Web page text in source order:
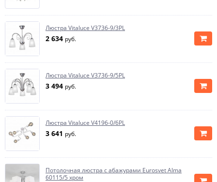
Люстра Vitaluce V3736-9/3PL
2 634 руб.
Люстра Vitaluce V3736-9/5PL
3 494 руб.
Люстра Vitaluce V4196-0/6PL
3 641 руб.
Потолочная люстра с абажурами Eurosvet Alma
60115/5 хром